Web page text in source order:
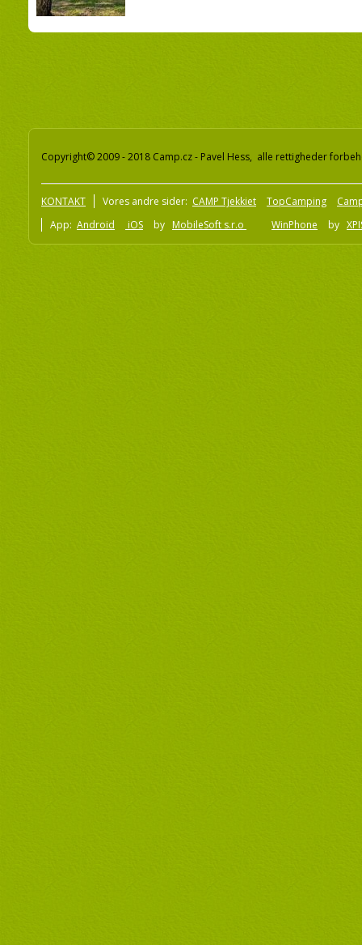
Copyright© 2009 - 2018 Camp.cz - Pavel Hess, alle rettigheder
KONTAKT Vores andre sider: CAMP Tjekkiet TopCamping
App: Android iOS by MobileSoft s.r.o WinPhone by